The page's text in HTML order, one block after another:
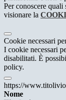
Per conoscere
visionare la
Cookie necessari
I cookie necessari
disabilitati. È
policy.
https://
Nome